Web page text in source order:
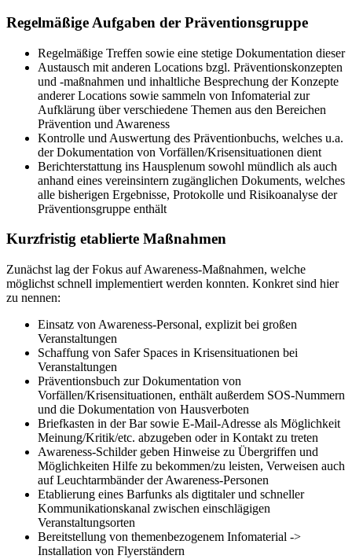
Regelmäßige Aufgaben der Präventionsgruppe
Regelmäßige Treffen sowie eine stetige Dokumentation dieser
Austausch mit anderen Locations bzgl. Präventionskonzepten
und -maßnahmen und inhaltliche Besprechung der Konzepte
anderer Locations sowie sammeln von Infomaterial zur
Aufklärung über verschiedene Themen aus den Bereichen
Prävention und Awareness
Kontrolle und Auswertung des Präventionbuchs, welches u.a.
der Dokumentation von Vorfällen/Krisensituationen dient
Berichterstattung ins Hausplenum sowohl mündlich als auch
anhand eines vereinsintern zugänglichen Dokuments, welches
alle bisherigen Ergebnisse, Protokolle und Risikoanalyse der
Präventionsgruppe enthält
Kurzfristig etablierte Maßnahmen
Zunächst lag der Fokus auf Awareness-Maßnahmen, welche
möglichst schnell implementiert werden konnten. Konkret sind hier
zu nennen:
Einsatz von Awareness-Personal, explizit bei großen
Veranstaltungen
Schaffung von Safer Spaces in Krisensituationen bei
Veranstaltungen
Präventionsbuch zur Dokumentation von
Vorfällen/Krisensituationen, enthält außerdem SOS-Nummern
und die Dokumentation von Hausverboten
Briefkasten in der Bar sowie E-Mail-Adresse als Möglichkeit
Meinung/Kritik/etc. abzugeben oder in Kontakt zu treten
Awareness-Schilder geben Hinweise zu Übergriffen und
Möglichkeiten Hilfe zu bekommen/zu leisten, Verweisen auch
auf Leuchtarmbänder der Awareness-Personen
Etablierung eines Barfunks als digtitaler und schneller
Kommunikationskanal zwischen einschlägigen
Veranstaltungsorten
Bereitstellung von themenbezogenem Infomaterial ->
Installation von Flyerständern